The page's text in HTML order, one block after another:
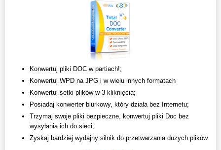
Konwertuj pliki DOC w partiach!;
Konwertuj WPD na JPG i w wielu innych formatach
Konwertuj setki plików w 3 kliknięcia;
Posiadaj konwerter biurkowy, który działa bez Internetu;
Trzymaj swoje pliki bezpieczne, konwertuj pliki Doc bez
wysyłania ich do sieci;
Zyskaj bardziej wydajny silnik do przetwarzania dużych plików.